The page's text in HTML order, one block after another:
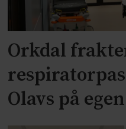
Orkdal
Olavs på